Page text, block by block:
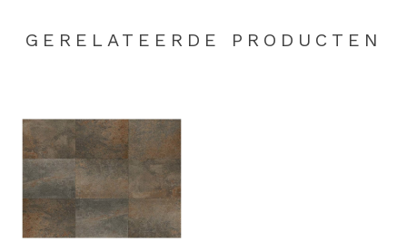
GERELATEERDE PRODUCTEN